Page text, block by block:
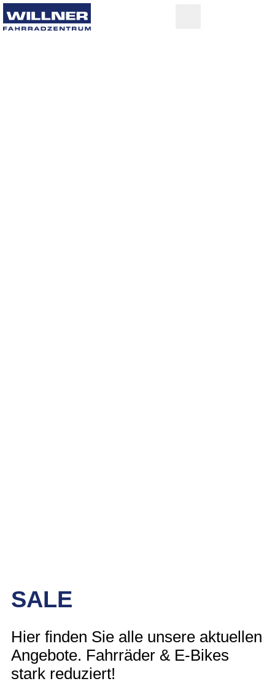
SALE
Hier finden Sie alle unsere aktuellen
Angebote. Fahrräder & E-Bikes
stark reduziert!